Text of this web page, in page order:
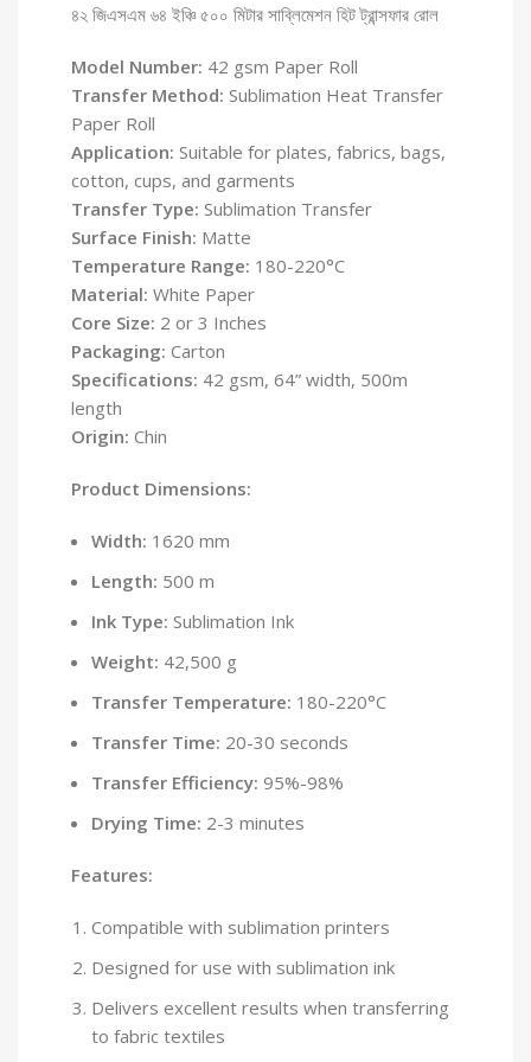
৪২ জিএসএম ৬৪ ইঞ্চি ৫০০ মিটার সাব্লিমেশন হিট ট্রান্সফার রোল
Model Number: 42 gsm Paper Roll
Transfer Method: Sublimation Heat Transfer
Paper Roll
Application: Suitable for plates, fabrics, bags,
cotton, cups, and garments
Transfer Type: Sublimation Transfer
Surface Finish: Matte
Temperature Range: 180-220°C
Material: White Paper
Core Size: 2 or 3 Inches
Packaging: Carton
Specifications: 42 gsm, 64” width, 500m
length
Origin: Chin
Product Dimensions:
Width: 1620 mm
Length: 500 m
Ink Type: Sublimation Ink
Weight: 42,500 g
Transfer Temperature: 180-220°C
Transfer Time: 20-30 seconds
Transfer Efficiency: 95%-98%
Drying Time: 2-3 minutes
Features:
Compatible with sublimation printers
Designed for use with sublimation ink
Delivers excellent results when transferring
to fabric textiles